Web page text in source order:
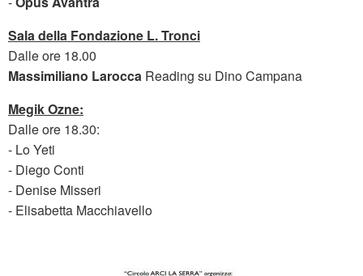
Sala della Fondazione L. Tronci
Dalle ore 18.00
Massimiliano Larocca Reading su Dino Campana
Megik Ozne:
Dalle ore 18.30:
- Lo Yeti
- Diego Conti
- Denise Misseri
- Elisabetta Macchiavello